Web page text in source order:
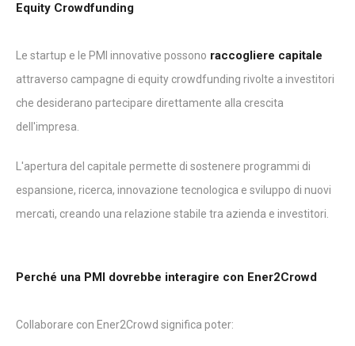
Equity Crowdfunding
Le startup e le PMI innovative possono raccogliere capitale
attraverso campagne di equity crowdfunding rivolte a investitori
che desiderano partecipare direttamente alla crescita
dell'impresa.
L'apertura del capitale permette di sostenere programmi di
espansione, ricerca, innovazione tecnologica e sviluppo di nuovi
mercati, creando una relazione stabile tra azienda e investitori.
Perché una PMI dovrebbe interagire con Ener2Crowd
Collaborare con Ener2Crowd significa poter: